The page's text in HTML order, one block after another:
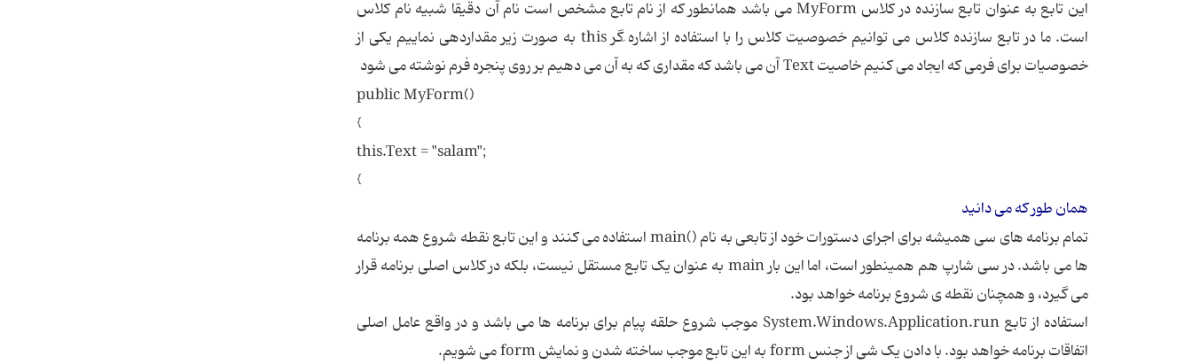
این تابع به عنوان تابع سازنده در کلاس MyForm می باشد همانطور که از نام تابع مشخص است نام آن دقیقا شبیه نام کلاس
است. ما در تابع سازنده کلاس می توانیم خصوصیت کلاس را با استفاده از اشاره َگر this به صورت زیر مقداردهی نماییم یکی از
خصوصیات برای فرمی که ایجاد می کنیم خاصیت Text آن می باشد که مقداری که به آن می دهیم بر روی پنجره فرم نوشته می شود
public MyForm()
{
this.Text = "salam";
{
همان طور که می دانید
تمام برنامه های سی همیشه برای اجرای دستورات خود از تابعی به نام ()main استفاده می کنند و این تابع نقطه شروع همه برنامه
ها می باشد. در سی شارپ هم همینطور است، اما این بار main به عنوان یک تابع مستقل نیست، بلکه در کلاس اصلی برنامه قرار
می گیرد، و همچنان نقطه ی شروع برنامه خواهد بود.
استفاده از تابع System.Windows.Application.run موجب شروع حلقه پیام برای برنامه ها می باشد و در واقع عامل اصلی
اتفاقات برنامه خواهد بود. با دادن یک شی از جنس form به این تابع موجب ساخته شدن و نمایش form می شویم.